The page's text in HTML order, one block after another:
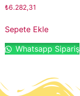
₺6.282,31
Sepete Ekle
Whatsapp Sipariş